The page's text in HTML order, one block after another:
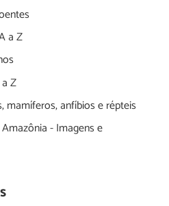
a Z
Z
mamíferos, anfíbios e répteis
- Imagens e